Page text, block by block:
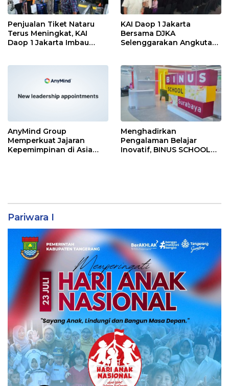
Penjualan Tiket Nataru
Terus Meningkat, KAI
Daop 1 Jakarta Imbau
KAI Daop 1 Jakarta
Bersama DJKA
Selenggarakan Angkutan
Baru 2026
AnyMind Group
Memperkuat Jajaran
Kepemimpinan di Asia
Menghadirkan
Pengalaman Belajar
Inovatif, BINUS SCHOOL
Pariwara I